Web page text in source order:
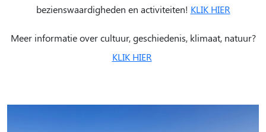
bezienswaardigheden en activiteiten! KLIK HIER
Meer informatie over cultuur, geschiedenis, klimaat, natuur?
KLIK HIER